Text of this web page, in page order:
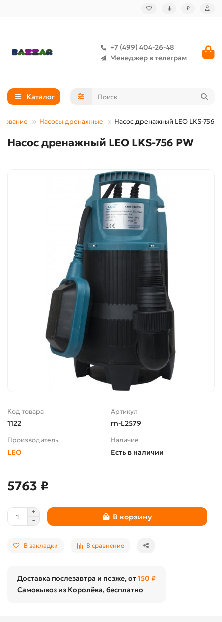
₽
+7 (499) 404-26-48
Менеджер в телеграм
Каталог
Насосы дренажные Насос дренажный LEO LKS-756
Насос дренажный LEO LKS-756 PW
Код товара
1122
Артикул
rn-L2579
Производитель
LEO
Наличие
Есть в наличии
5763 ₽
В корзину
В закладки В сравнение
Доставка послезавтра и позже, от150 ₽
Самовывоз из Королёва, бесплатно